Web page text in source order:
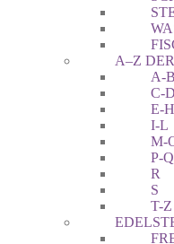
A–Z
A-B
C-D
E-H
I-L
M-
P-Q
R
S
T-Z